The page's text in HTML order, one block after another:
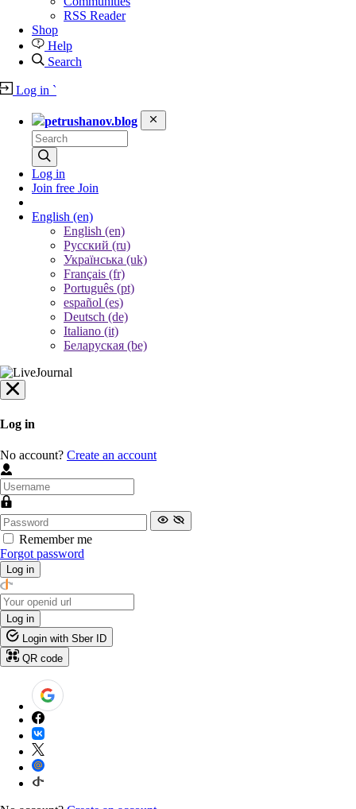
RSS Reader
Shop
Help
Search
Log in `
petrushanov.blog
Log in
Join free Join
English (en)
English (en)
Русский (ru)
Українська (uk)
Français (fr)
Português (pt)
español (es)
Deutsch (de)
Italiano (it)
Беларуская (be)
Log in
No account? Create an account
Remember me
Forgot password
Log in
Log in
Login with Sber ID
QR code